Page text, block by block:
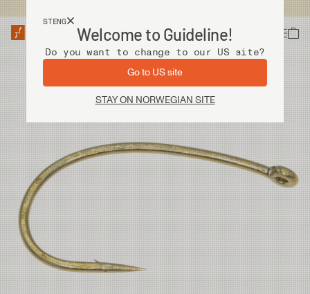
STENG
Welcome to Guideline!
Do you want to change to our US site?
Go to US site
STAY ON NORWEGIAN SITE